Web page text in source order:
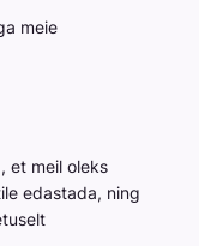
meie
et meil oleks
edastada, ning